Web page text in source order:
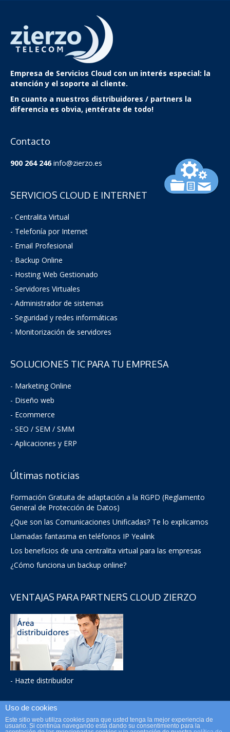
Empresa de Servicios Cloud con un interés especial: la
atención y el soporte al cliente.
En cuanto a nuestros distribuidores / partners la
diferencia es obvia, ¡entérate de todo!
Contacto
900 264 246info@zierzo.es
SERVICIOS CLOUD E INTERNET
- Centralita Virtual
- Telefonía por Internet
- Email Profesional
- Backup Online
- Hosting Web Gestionado
- Servidores Virtuales
- Administrador de sistemas
- Seguridad y redes informáticas
- Monitorización de servidores
SOLUCIONES TIC PARA TU EMPRESA
- Marketing Online
- Diseño web
- Ecommerce
- SEO / SEM / SMM
- Aplicaciones y ERP
Últimas noticias
Formación Gratuita de adaptación a la RGPD (Reglamento
General de Protección de Datos)
¿Que son las Comunicaciones Unificadas? Te lo explicamos
Llamadas fantasma en teléfonos IP Yealink
Los beneficios de una centralita virtual para las empresas
¿Cómo funciona un backup online?
VENTAJAS PARA PARTNERS CLOUD ZIERZO
- Hazte distribuidor
Zierzo Telecom / Teléfono: 900 264 246 / Mail: info@zierzo.es
Uso de cookies
Este sitio web utiliza cookies para que usted tenga la mejor experiencia de
usuario. Si continúa navegando está dando su consentimiento para la